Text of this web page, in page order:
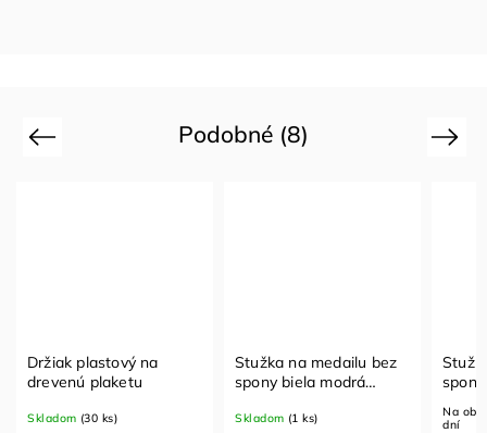
Podobné (8)
Previous
Držiak plastový na
drevenú plaketu
Skladom (30 ks)
Stužka na medailu bez
spony biela modrá
Skladom (1 ks)
Na
dní
Next